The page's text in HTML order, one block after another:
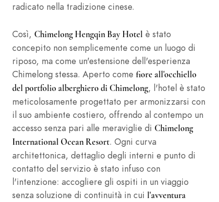
radicato nella tradizione cinese.
Così, Chimelong Hengqin Bay Hotel è stato
concepito non semplicemente come un luogo di
riposo, ma come un'estensione dell'esperienza
Chimelong stessa. Aperto come fiore all'occhiello
del portfolio alberghiero di Chimelong, l'hotel è stato
meticolosamente progettato per armonizzarsi con
il suo ambiente costiero, offrendo al contempo un
accesso senza pari alle meraviglie di Chimelong
International Ocean Resort. Ogni curva
architettonica, dettaglio degli interni e punto di
contatto del servizio è stato infuso con
l'intenzione: accogliere gli ospiti in un viaggio
senza soluzione di continuità in cui l'avventura